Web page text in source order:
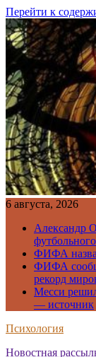
Перейти к
6 августа, 2026
Александр
ФИФА
ФИФА
рекорд
Месси
— источник
Психология
Новостная